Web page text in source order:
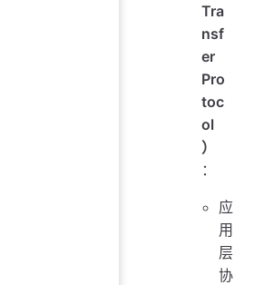
Tra
nsf
er
Pro
toc
ol
）
：
应
用
层
协